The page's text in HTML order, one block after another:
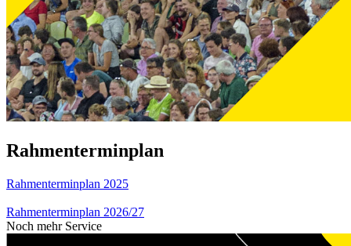
Rahmenterminplan
Rahmenterminplan 2025
Rahmenterminplan 2026/27
Noch mehr Service